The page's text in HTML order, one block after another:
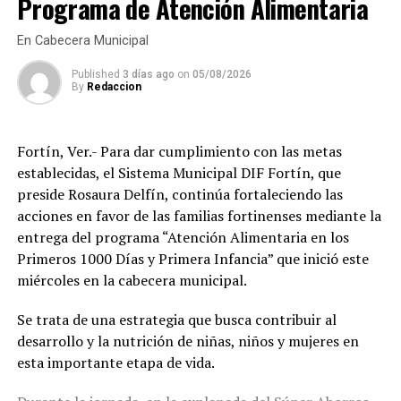
facultades con las que cuenta para aplicar dichas
sanciones.
buena salud visual es fundamental para el aprendizaje
de los estudiantes, el desempeño de quienes trabajan y
la autonomía de las personas adultas mayores, por lo
que refrendó el compromiso de continuar impulsando
programas que mejoren el bienestar de las familias
Los beneficiarios agradecieron el apoyo otorgado por el
DIF Municipal, ya que para muchas familias el costo de
unos lentes representa un gasto difícil de solventar, por
lo que este programa les permitió acceder de manera
gratuita a un instrumento indispensable para sus
actividades diarias.
Con estas acciones, el Sistema Municipal DIF de
Amatlán de los Reyes reafirmó su compromiso de
trabajar en favor de los sectores más vulnerables del
municipio, acercando programas de asistencia social que
contribuyan a mejorar la salud, la inclusión y la calidad
Programa de Atención Alimentaria
En Cabecera Municipal
Published 3 días ago on 05/08/2026
By Redaccion
Fortín, Ver.- Para dar cumplimiento con las metas
establecidas, el Sistema Municipal DIF Fortín, que
preside Rosaura Delfín, continúa fortaleciendo las
acciones en favor de las familias fortinenses mediante la
entrega del programa “Atención Alimentaria en los
Primeros 1000 Días y Primera Infancia” que inició este
miércoles en la cabecera municipal.
Se trata de una estrategia que busca contribuir al
desarrollo y la nutrición de niñas, niños y mujeres en
esta importante etapa de vida.